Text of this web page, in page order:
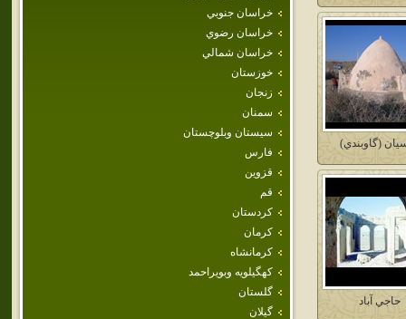
خراسان جنوبي
خراسان رضوي
خراسان شمالي
خوزستان
زنجان
سمنان
سيستان وبلوچستان
فارس
قزوين
قم
كردستان
كرمان
كرمانشاه
كهگيلويه وبويراحمد
گلستان
گيلان
(گاوبندي)
حاجي آباد